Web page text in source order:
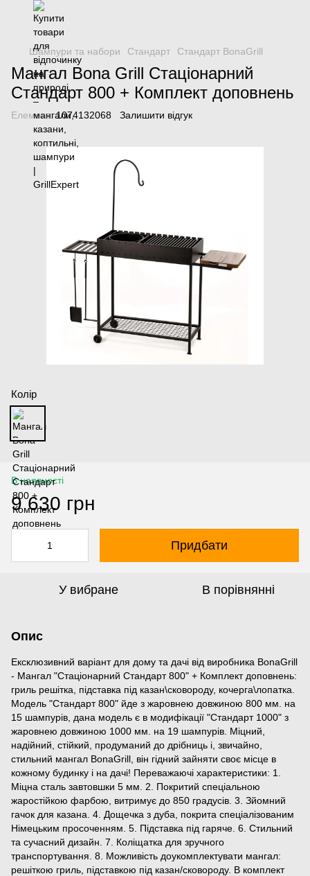
Шампури та набори Стандарт Стандарт BonaGrill
Мангал Bona Grill Стаціонарний
Стандарт 800 + Комплект доповнень
Елемент:1074132068 Залишити відгук
Колір
В наявності
9 630 грн
Придбати
У вибране В порівнянні
Опис
Ексклюзивний варіант для дому та дачі від виробника BonaGrill
- Мангал "Стаціонарний Стандарт 800" + Комплект доповнень:
гриль решітка, підставка під казан\сковороду, кочерга\лопатка.
Модель "Стандарт 800" йде з жаровнею довжиною 800 мм. на
15 шампурів, дана модель є в модифікації "Стандарт 1000" з
жаровнею довжиною 1000 мм. на 19 шампурів. Міцний,
надійний, стійкий, продуманий до дрібниць і, звичайно,
стильний мангал BonaGrill, він гідний зайняти своє місце в
кожному будинку і на дачі! Переважаючі характеристики: 1.
Міцна сталь завтовшки 5 мм. 2. Покритий спеціальною
жаростійкою фарбою, витримує до 850 градусів. 3. Зйомний
гачок для казана. 4. Дощечка з дуба, покрита спеціалізованим
Німецьким просоченням. 5. Підставка під гаряче. 6. Стильний
та сучасний дизайн. 7. Коліщатка для зручного
транспортування. 8. Можливість доукомплектувати мангал:
решіткою гриль, підставкою під казан/сковороду. В комплект